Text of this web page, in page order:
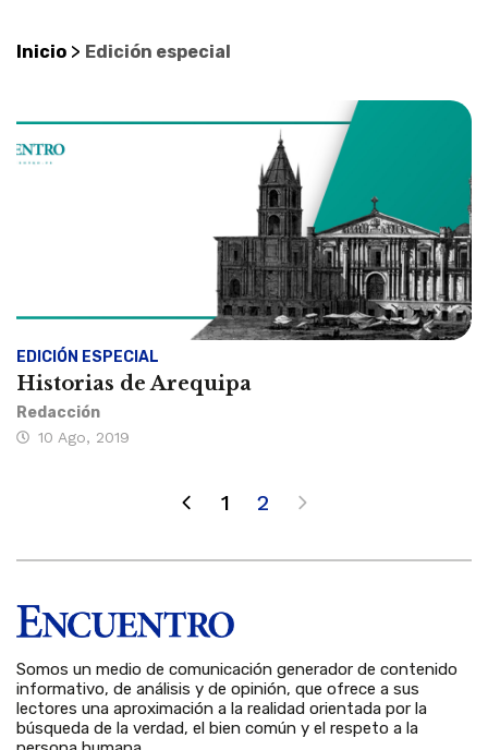
Inicio > Edición especial
EDICIÓN ESPECIAL
Historias de Arequipa
Redacción
10 Ago, 2019
1 2
Somos un medio de comunicación generador de contenido
informativo, de análisis y de opinión, que ofrece a sus
lectores una aproximación a la realidad orientada por la
búsqueda de la verdad, el bien común y el respeto a la